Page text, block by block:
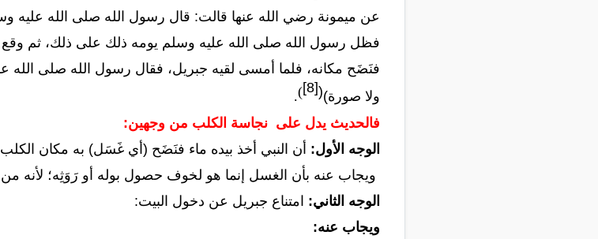
عن ميمونة رضي الله عنها قالت: قال رسول الله صلى الله عليه
فظل رسول الله صلى الله عليه وسلم يومه ذلك على ذلك، ثم
فنَضَح مكانه، فلما أمسى لقيه جبريل، فقال رسول الله صلى الله
ولا صورة)(
[8]
)
.
فالحديث يدل على نجاسة الكلب من وجهين:
الوجه الأول: أن النبي أخذ بيده ماء فنَضَح (أي غَسَل) به مكان
ويجاب عنه بأن الغسل إنما هو لخوف حصول بوله أو رَوَثِه؛ لأنه
الوجه الثاني: امتناع جبريل عن دخول البيت:
ويجاب عنه: